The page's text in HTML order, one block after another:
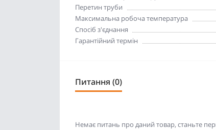
Перетин труби
Максимальна робоча температура
Спосіб з'єднання
Гарантійний термін
Питання (0)
Немає питань про даний товар, станьте